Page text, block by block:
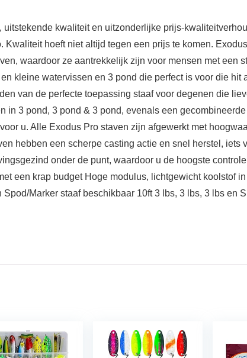
kwaliteit en uitzonderlijke prijs-
hoeft niet altijd tegen een prijs te komen.
waardoor ze aantrekkelijk zijn voor mensen met een
kleine watervissen en 3 pond die perfect is voor die
van de perfecte toepassing staaf voor degenen die
in 3 pond, 3 pond & 3 pond, evenals een
u. Alle Exodus Pro staven zijn afgewerkt met
hebben een scherpe casting actie en snel herstel,
onder de punt, waardoor u de hoogste
een krap budget Hoge modulus, lichtgewicht koolstof
Marker staaf beschikbaar 10ft 3 lbs, 3 lbs, 3 lbs en